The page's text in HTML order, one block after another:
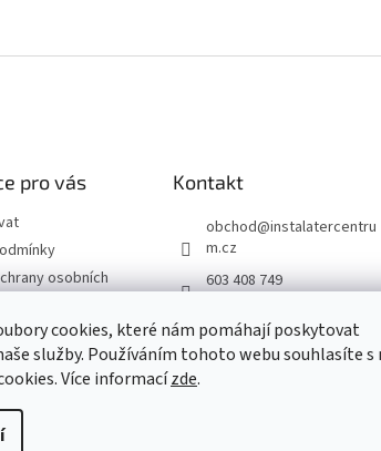
cookies, které nám pomáhají poskytovat
služby. Používáním tohoto webu souhlasíte s
. Více informacízde.
pro vás
osobních
smlouvy
Kontakt
obchod@instalatercentru
m.cz
603 408 749